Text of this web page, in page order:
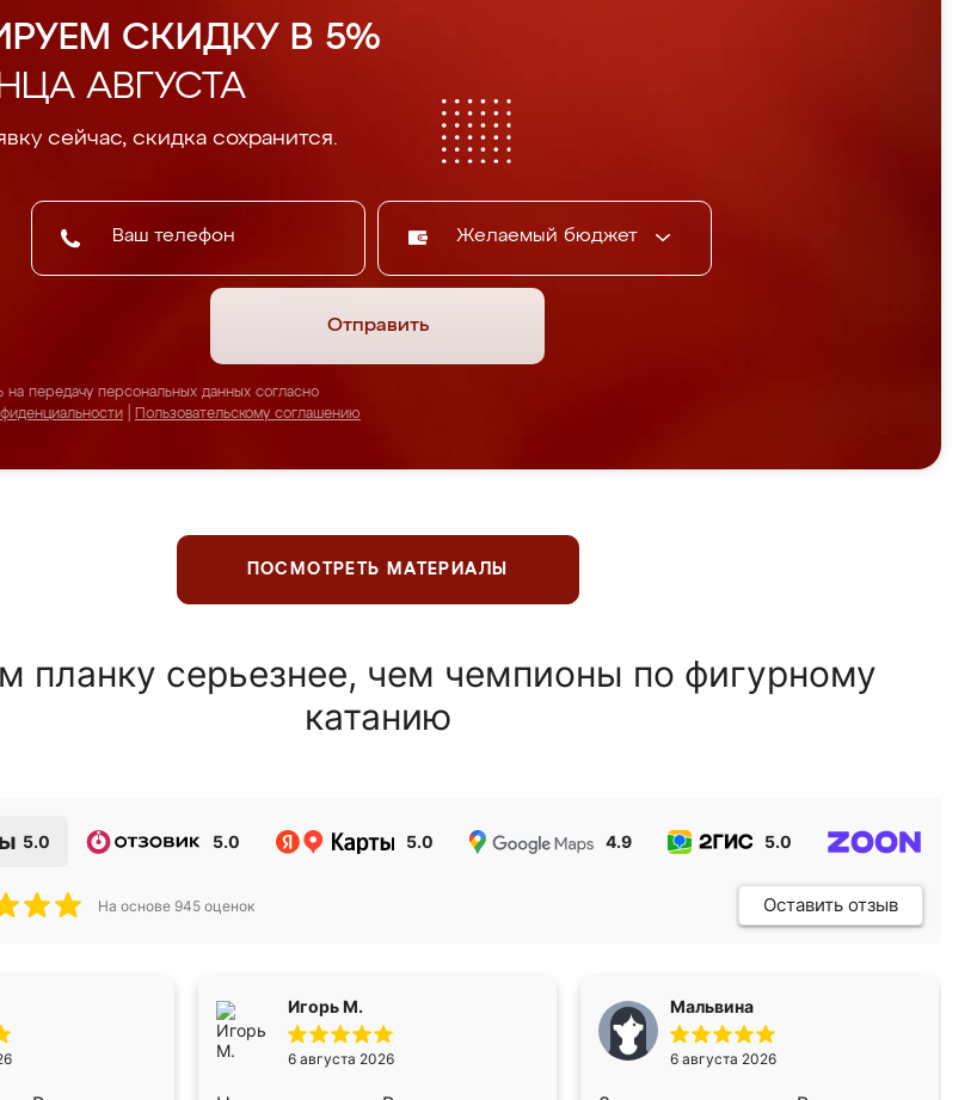
СКИДКУ В 5%
АВГУСТА
сейчас, скидка сохранится.
Желаемый бюджет
Отправить
на передачу персональных данных согласно
Пользовательскому соглашению
ПОСМОТРЕТЬ МАТЕРИАЛЫ
планку серьезнее, чем чемпионы по фигурному
катанию
5.0 5.0 5.0 4.9 5.0
На основе 945 оценок Оставить отзыв
Игорь М.
6 августа 2026
Мальвина
6 августа 2026